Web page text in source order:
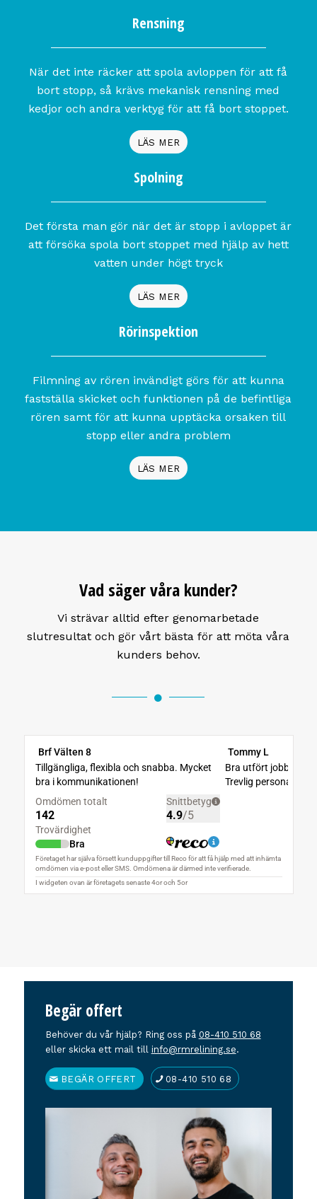
Rensning
När det inte räcker att spola avloppen för att få
bort stopp, så krävs mekanisk rensning med
kedjor och andra verktyg för att få bort stoppet.
LÄS MER
Spolning
Det första man gör när det är stopp i avloppet är
att försöka spola bort stoppet med hjälp av hett
vatten under högt tryck
LÄS MER
Rörinspektion
Filmning av rören invändigt görs för att kunna
fastställa skicket och funktionen på de befintliga
rören samt för att kunna upptäcka orsaken till
stopp eller andra problem
LÄS MER
Vad säger våra kunder?
Vi strävar alltid efter genomarbetade
slutresultat och gör vårt bästa för att möta våra
kunders behov.
Begär offert
Behöver du vår hjälp? Ring oss på 08-410 510 68
eller skicka ett mail till info@rmrelining.se.
BEGÄR OFFERT 08-410 510 68